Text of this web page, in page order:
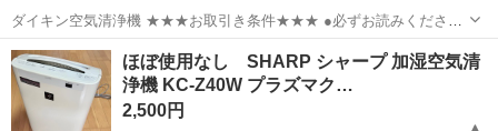
ダイキン空気清浄機 ★★★お取引き条件★★★ ●必ずお読みください
● マナーの悪い方多いです。 以下のルールを守ってくださる方のみの
お取引きとさせていただきます。 ●受け渡し指定住所です 名古屋商科
大学 丸の内キャンパスタ...
愛知 名古屋市 季節、空調家電
ほぼ使用なし SHARP シャープ 加湿空気清
浄機 KC-Z40W プラズマク…
2,500円